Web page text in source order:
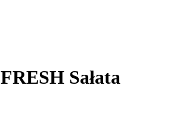
Sałata